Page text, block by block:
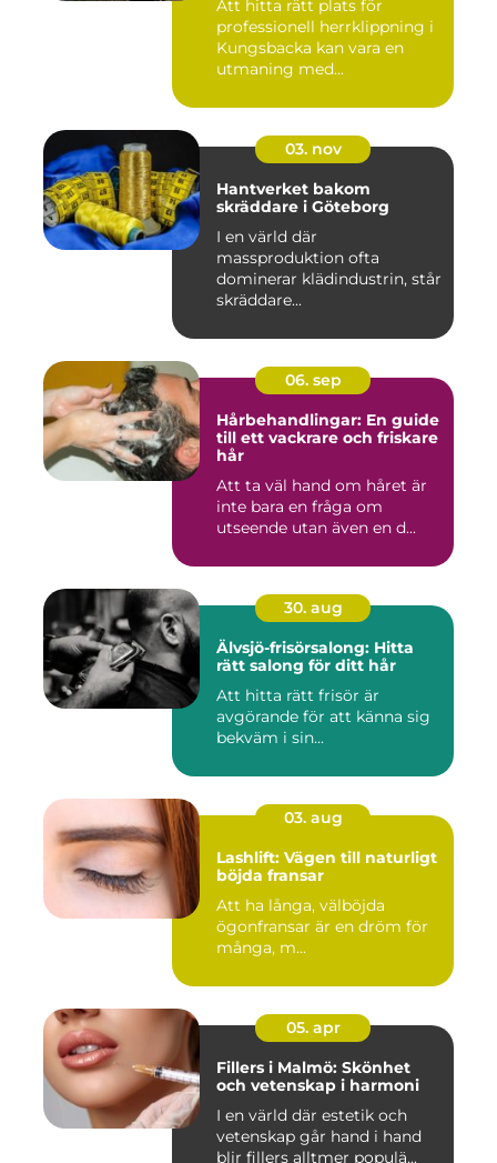
Att hitta rätt plats för
professionell herrklippning i
Kungsbacka kan vara en
utmaning med...
03. nov
Hantverket bakom
skräddare i Göteborg
I en värld där
massproduktion ofta
dominerar klädindustrin, står
skräddare...
06. sep
Hårbehandlingar: En guide
till ett vackrare och friskare
hår
Att ta väl hand om håret är
inte bara en fråga om
utseende utan även en d...
30. aug
Älvsjö-frisörsalong: Hitta
rätt salong för ditt hår
Att hitta rätt frisör är
avgörande för att känna sig
bekväm i sin...
03. aug
Lashlift: Vägen till naturligt
böjda fransar
Att ha långa, välböjda
ögonfransar är en dröm för
många, m...
05. apr
Fillers i Malmö: Skönhet
och vetenskap i harmoni
I en värld där estetik och
vetenskap går hand i hand
blir fillers alltmer populä...